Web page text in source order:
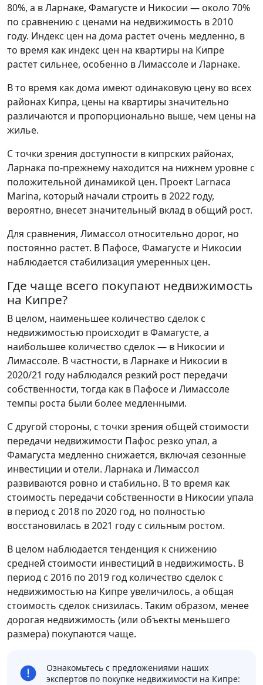
80%, а в Ларнаке, Фамагусте и Никосии — около 70%
по сравнению с ценами на недвижимость в 2010
году. Индекс цен на дома растет очень медленно, в
то время как индекс цен на квартиры на Кипре
растет сильнее, особенно в Лимассоле и Ларнаке.
В то время как дома имеют одинаковую цену во всех
районах Кипра, цены на квартиры значительно
различаются и пропорционально выше, чем цены на
жилье.
С точки зрения доступности в кипрских районах,
Ларнака по-прежнему находится на нижнем уровне с
положительной динамикой цен. Проект Larnaca
Marina, который начали строить в 2022 году,
вероятно, внесет значительный вклад в общий рост.
Для сравнения, Лимассол относительно дорог, но
постоянно растет. В Пафосе, Фамагусте и Никосии
наблюдается стабилизация умеренных цен.
Где чаще всего покупают недвижимость
на Кипре?
В целом, наименьшее количество сделок с
недвижимостью происходит в Фамагусте, а
наибольшее количество сделок — в Никосии и
Лимассоле. В частности, в Ларнаке и Никосии в
2020/21 году наблюдался резкий рост передачи
собственности, тогда как в Пафосе и Лимассоле
темпы роста были более медленными.
С другой стороны, с точки зрения общей стоимости
передачи недвижимости Пафос резко упал, а
Фамагуста медленно снижается, включая сезонные
инвестиции и отели. Ларнака и Лимассол
развиваются ровно и стабильно. В то время как
стоимость передачи собственности в Никосии упала
в период с 2018 по 2020 год, но полностью
восстановилась в 2021 году с сильным ростом.
В целом наблюдается тенденция к снижению
средней стоимости инвестиций в недвижимость. В
период с 2016 по 2019 год количество сделок с
недвижимостью на Кипре увеличилось, а общая
стоимость сделок снизилась. Таким образом, менее
дорогая недвижимость (или объекты меньшего
размера) покупаются чаще.
Ознакомьтесь с предложениями наших
экспертов по покупке недвижимости на Кипре: